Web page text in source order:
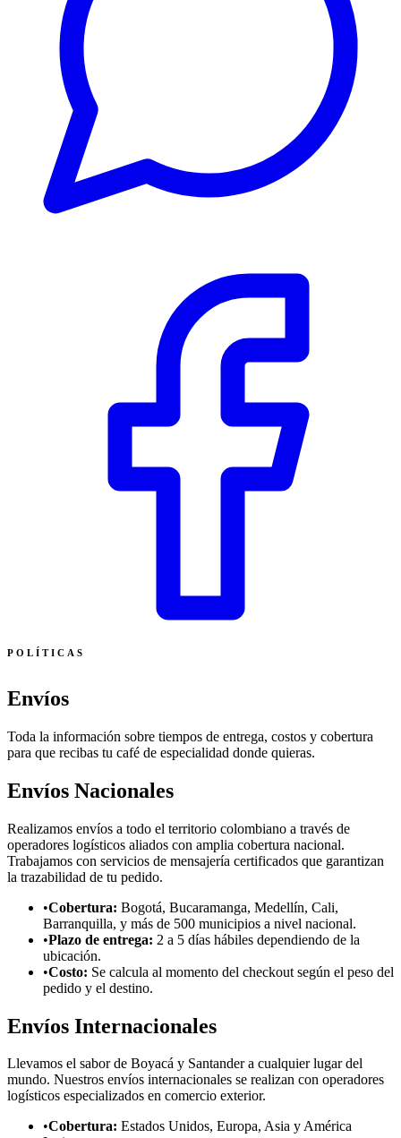
POLÍTICAS
Envíos
Toda la información sobre tiempos de entrega, costos y cobertura
para que recibas tu café de especialidad donde quieras.
Envíos Nacionales
Realizamos envíos a todo el territorio colombiano a través de
operadores logísticos aliados con amplia cobertura nacional.
Trabajamos con servicios de mensajería certificados que garantizan
la trazabilidad de tu pedido.
•Cobertura: Bogotá, Bucaramanga, Medellín, Cali,
Barranquilla, y más de 500 municipios a nivel nacional.
•Plazo de entrega: 2 a 5 días hábiles dependiendo de la
ubicación.
•Costo: Se calcula al momento del checkout según el peso del
pedido y el destino.
Envíos Internacionales
Llevamos el sabor de Boyacá y Santander a cualquier lugar del
mundo. Nuestros envíos internacionales se realizan con operadores
logísticos especializados en comercio exterior.
•Cobertura: Estados Unidos, Europa, Asia y América